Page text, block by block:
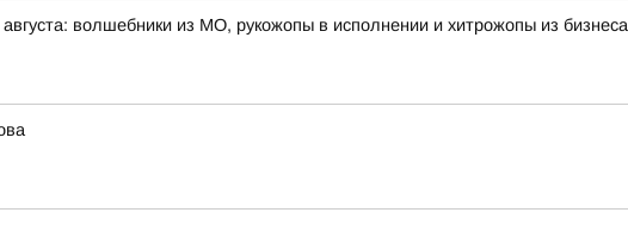
волшебники из МО, рукожопы в исполнении и хитрожопы из бизнеса